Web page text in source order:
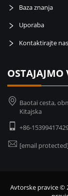
Baza znanja
Uporaba
Kontaktirajte nas
OSTAJAJMO
Baotai cesta,
Kitajska
+86-
[email
Avtorske pravice ©